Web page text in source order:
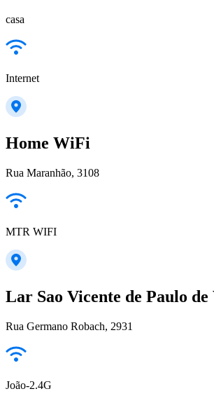
casa
Internet
Home WiFi
Rua Maranhão, 3108
MTR WIFI
Lar Sao Vicente de Paulo
Rua Germano Robach, 2931
João-2.4G